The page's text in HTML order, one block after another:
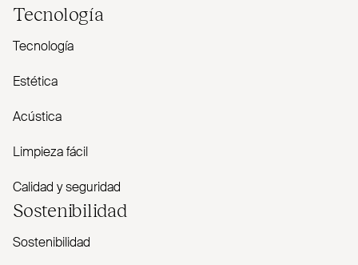
Tecnología
Tecnología
Estética
Acústica
Limpieza fácil
Calidad y seguridad
Sostenibilidad
Sostenibilidad